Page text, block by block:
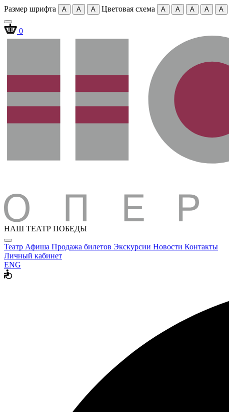
Размер шрифта A A A Цветовая схема A A A A A
0
НАШ ТЕАТР ПОБЕДЫ
Театр Афиша Продажа билетов Экскурсии Новости Контакты
Личный кабинет
ENG